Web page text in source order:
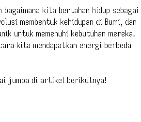
kita bertahan hidup sebagai
membentuk kehidupan di Bumi, dan
untuk memenuhi kebutuhan mereka.
kita mendapatkan energi berbeda
jumpa di artikel berikutnya!